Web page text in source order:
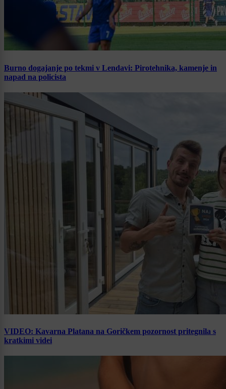
Burno dogajanje po tekmi v Lendavi: Pirotehnika, kamenje in
napad na policista
VIDEO: Kavarna Platana na Goričkem pozornost pritegnila s
kratkimi videi